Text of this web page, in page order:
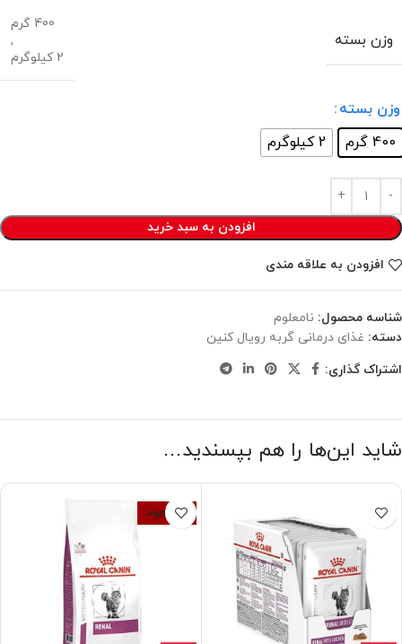
وزن بسته
400 گرم
,
2 کیلوگرم
وزن بسته
400 گرم
2 کیلوگرم
افزودن به سبد خرید
افزودن به علاقه مندی
شناسه محصول: نامعلوم
دسته: غذای درمانی گربه رویال کنین
اشتراک گذاری:
شاید این‌ها را هم بپسندید…
ناموجود